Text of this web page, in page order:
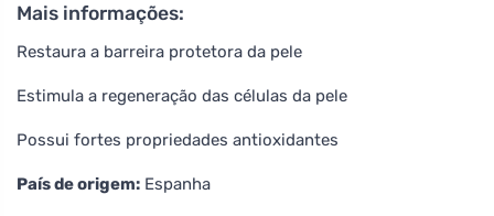
Mais informações:
Restaura a barreira protetora da pele
Estimula a regeneração das células da pele
Possui fortes propriedades antioxidantes
País de origem: Espanha